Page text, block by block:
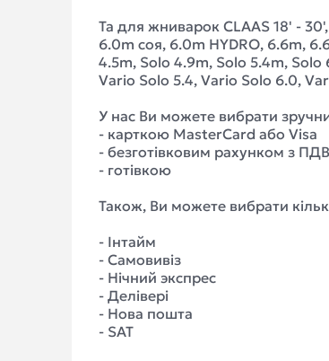
Та для жниварок CLAAS 18' -
6.0m соя, 6.0m HYDRO, 6.6m,
4.5m, Solo 4.9m, Solo 5.4m, Solo
Vario Solo 5.4, Vario Solo 6.0,
У нас Ви можете вибрати
- карткою MasterCard або Visa
- безготівковим рахунком з ПДВ
- готівкою
Також, Ви можете вибрати
- Інтайм
- Самовивіз
- Нічний экспрес
- Делівері
- Нова пошта
- SAT